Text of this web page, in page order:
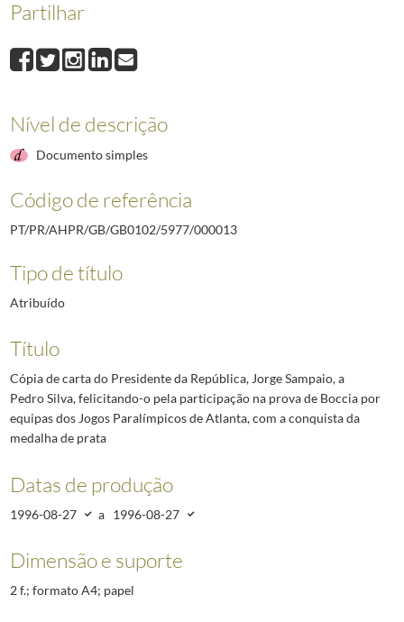
000015Cópia de carta do Presidente da República, Jorge Sampaio, a
000016Cópia de carta do Presidente da República, Jorge Sampaio, a João
000018
Cópia de carta do Presidente da República, Jorge Sampaio, a
000039 Cópia de carta do Presidente da República, Jorge Sampaio, à
Partilhar
Nível de descrição
Documento simples
Código de referência
PT/PR/AHPR/GB/GB0102/5977/000013
Tipo de título
Atribuído
Título
Cópia de carta do Presidente da República, Jorge Sampaio, a
Pedro Silva, felicitando-o pela participação na prova de Boccia por
equipas dos Jogos Paralímpicos de Atlanta, com a conquista da
medalha de prata
Datas de produção
1996-08-27 a 1996-08-27
Dimensão e suporte
2 f.; formato A4; papel